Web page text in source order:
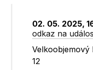
02. 05. 2025,
odkaz na
12